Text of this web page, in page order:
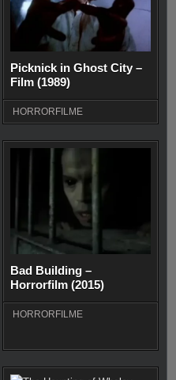
Picknick in Ghost City –
Film (1989)
HORRORFILME
Bad Building –
Horrorfilm (2015)
HORRORFILME